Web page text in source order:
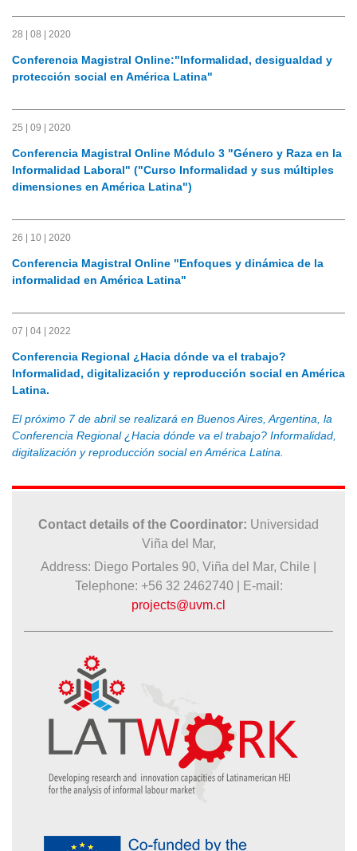
28 | 08 | 2020
Conferencia Magistral Online:"Informalidad, desigualdad y
protección social en América Latina"
25 | 09 | 2020
Conferencia Magistral Online Módulo 3 "Género y Raza en la
Informalidad Laboral" ("Curso Informalidad y sus múltiples
dimensiones en América Latina")
26 | 10 | 2020
Conferencia Magistral Online "Enfoques y dinámica de la
informalidad en América Latina"
07 | 04 | 2022
Conferencia Regional ¿Hacia dónde va el trabajo?
Informalidad, digitalización y reproducción social en América
Latina.
El próximo 7 de abril se realizará en Buenos Aires, Argentina, la
Conferencia Regional ¿Hacia dónde va el trabajo? Informalidad,
digitalización y reproducción social en América Latina.
Contact details of the Coordinator: Universidad
Viña del Mar,
Address: Diego Portales 90, Viña del Mar, Chile |
Telephone: +56 32 2462740 | E-mail:
projects@uvm.cl